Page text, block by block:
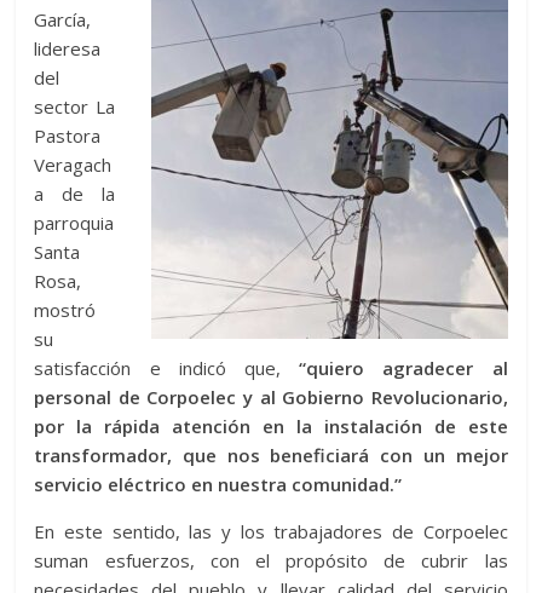
García,
lideresa
del
sector La
Pastora
Veragach
a de la
parroquia
Santa
Rosa,
mostró
su
satisfacción e indicó que,“quiero agradecer al
personal de Corpoelec y al Gobierno Revolucionario,
por la rápida atención en la instalación de este
transformador, que nos beneficiará con un mejor
servicio eléctrico en nuestra comunidad.”
En este sentido, las y los trabajadores de Corpoelec
suman esfuerzos, con el propósito de cubrir las